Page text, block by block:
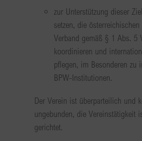
zur Unterstützung dieser
setzen, die
Verband gemäß § 1 Abs. 5
koordinieren und
pflegen, im Besonderen zu
BPW-Institutionen.
Der Verein ist überparteilich und
ungebunden, die Vereinstätigkeit
gerichtet.